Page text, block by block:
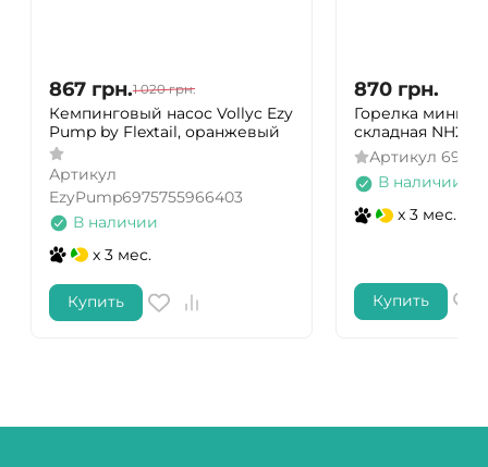
867 грн.1 020 грн.
Кемпинговый насос Vollyc Ezy
Pump by Flextail, оранжевый
Артикул
EzyPump6975755966403
В наличии
x 3 мес.
Купить
870 грн.
Горелка мини
складная
Артикул
В наличии
x 3 мес.
Купить